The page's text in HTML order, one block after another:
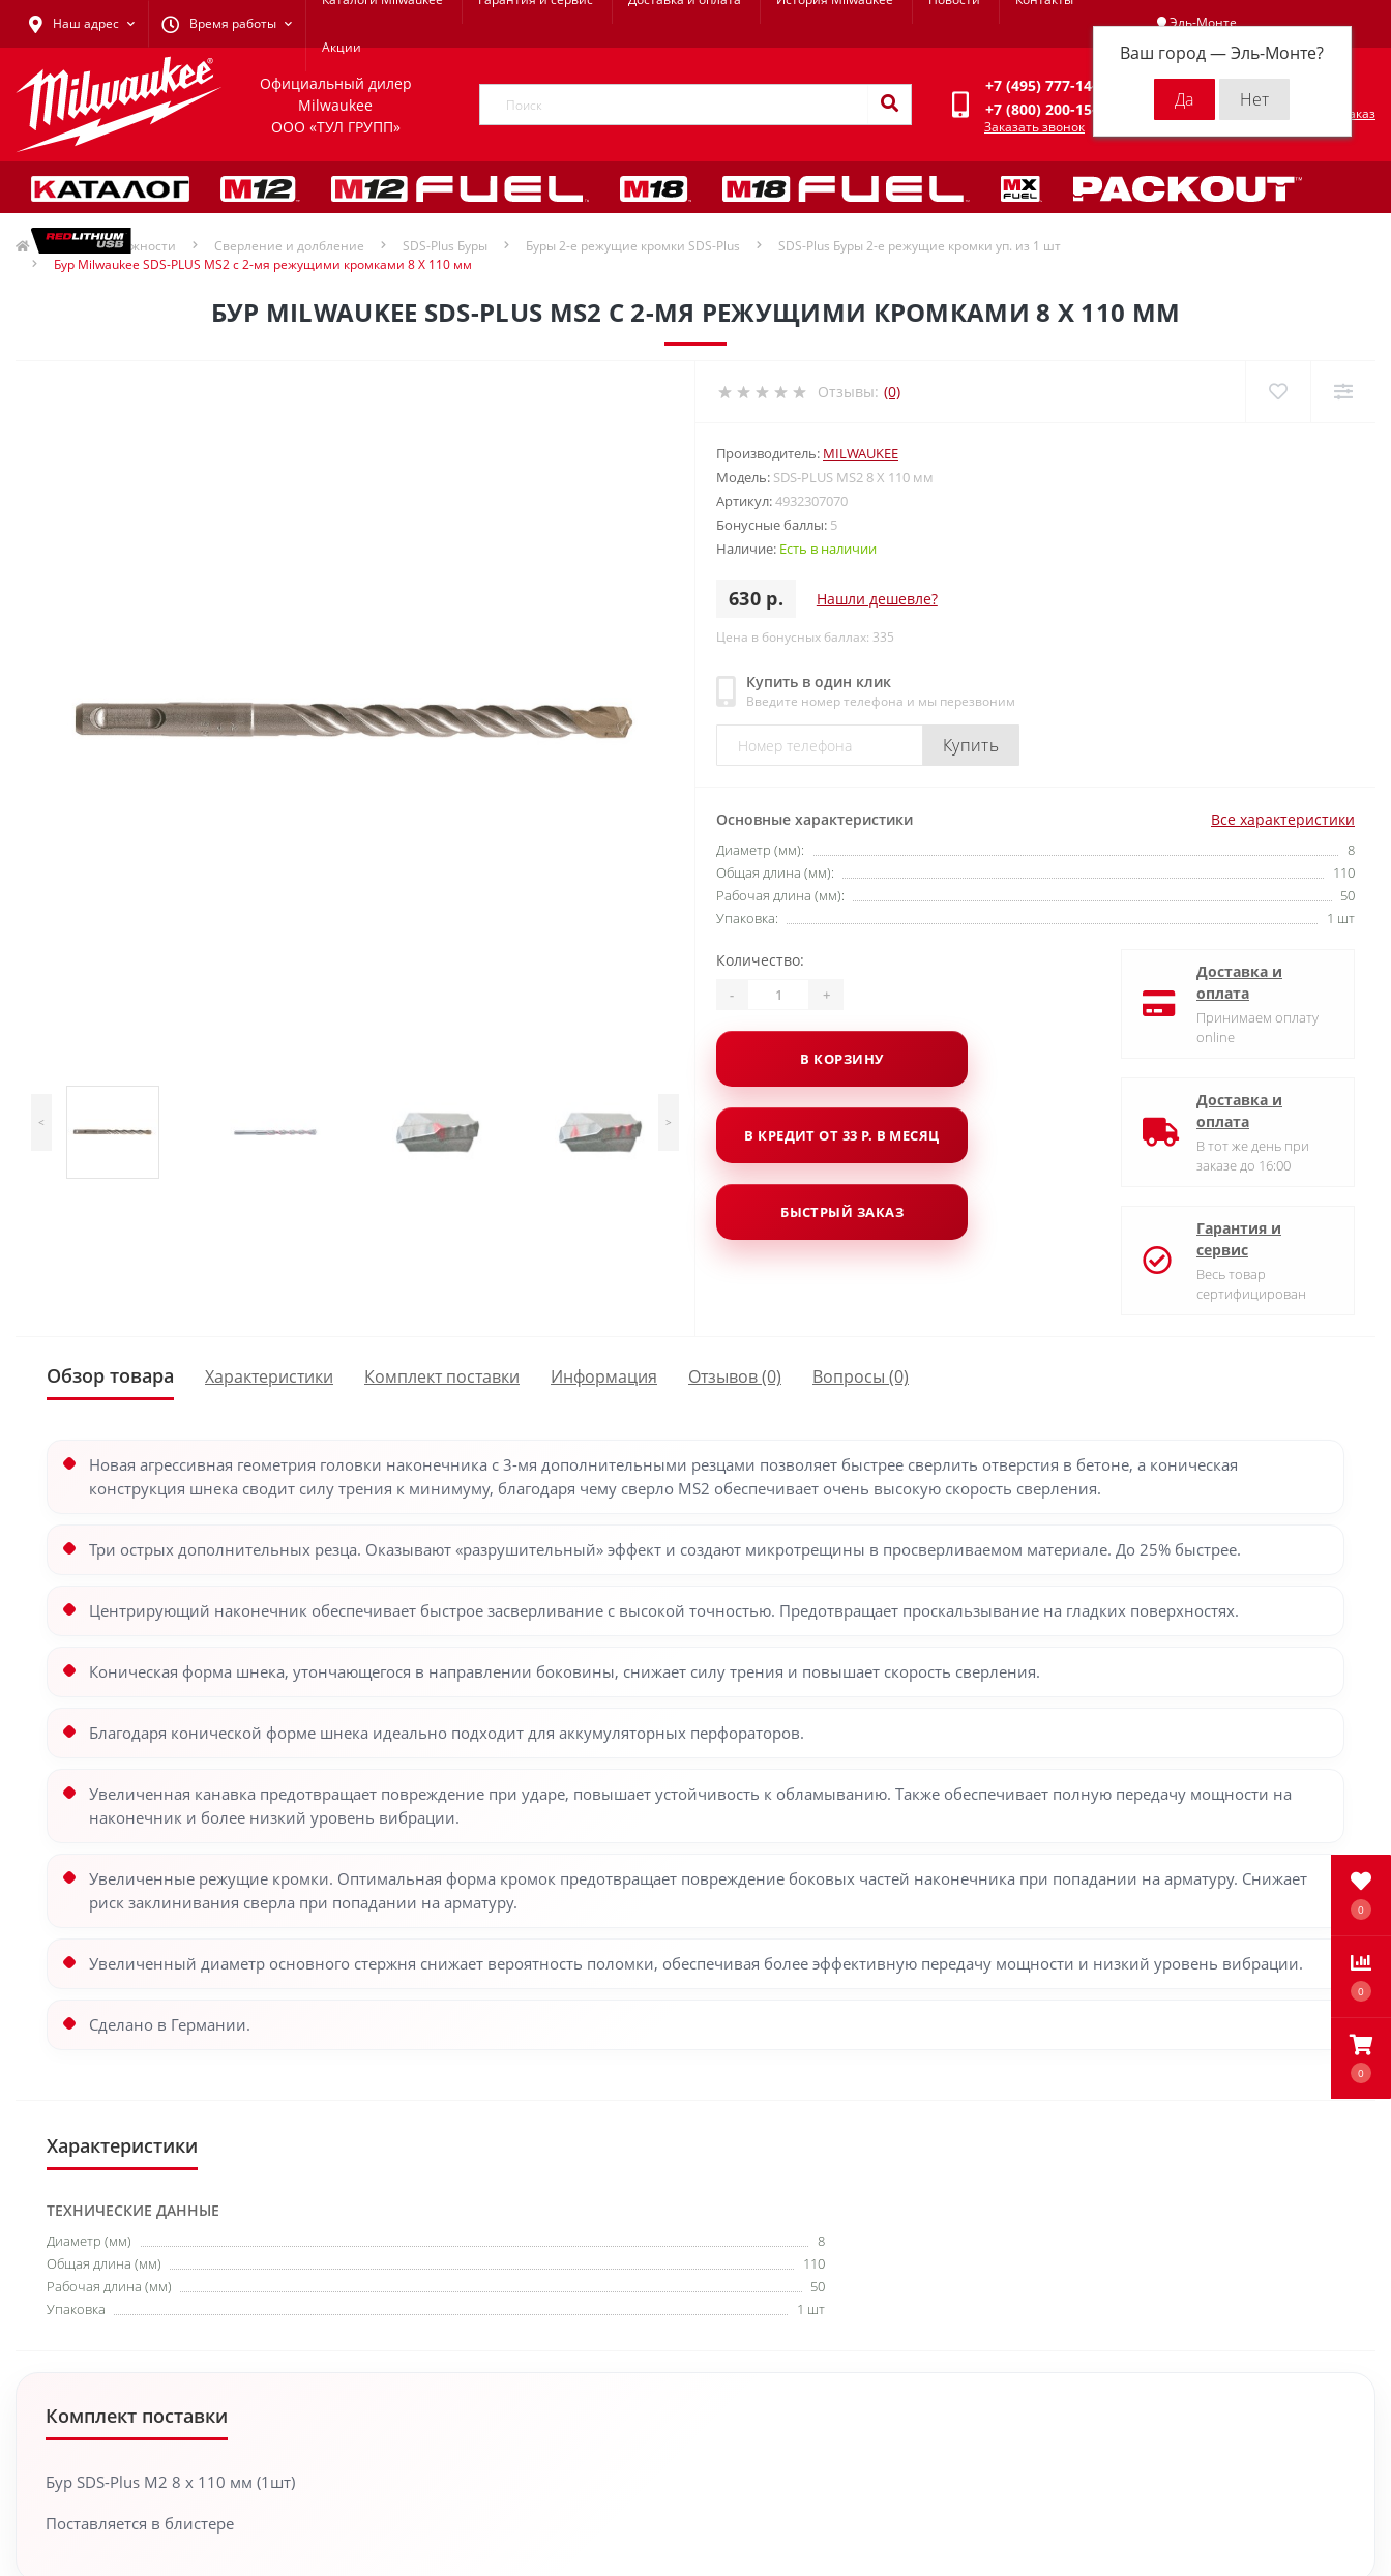
0
0
0
Наш адрес Время работы
Акции
Эль-Монте
Ваш город —Эль-Монте?
Личный кабинет
Официальный дилер
Milwaukee
ООО «ТУЛ ГРУПП»
+7 (495) 777-14-94
+7 (800) 200-15-94
Заказать звонок
Оформить заказ
Принадлежности Сверление и долбление SDS-Plus Буры Буры 2-е режущие кромки SDS-Plus
SDS-Plus Буры 2-е режущие кромки уп. из 1 шт
Бур Milwaukee SDS-PLUS MS2 с 2-мя режущими кромками 8 X 110 мм
БУР MILWAUKEE SDS-PLUS MS2 С 2-МЯ РЕЖУЩИМИ КРОМКАМИ 8 X 110 ММ
< >
Отзывы: (0)
Производитель: MILWAUKEE
Модель: SDS-PLUS MS2 8 X 110 мм
Артикул:4932307070
Бонусные баллы: 5
Наличие: Есть в наличии
630 р. Нашли дешевле?
Цена в бонусных баллах: 335
Купить в один клик
Введите номер телефона и мы перезвоним
Купить
Основные характеристики Все характеристики
Диаметр (мм):
8
Общая длина (мм):
110
Рабочая длина (мм):
50
Упаковка:
1 шт
Количество:
- +
В КОРЗИНУ
В КРЕДИТ ОТ 33 Р. В МЕСЯЦ
БЫСТРЫЙ ЗАКАЗ
Доставка и
оплата
Принимаем оплату
online
Доставка и
оплата
В тот же день при
заказе до 16:00
Гарантия и
сервис
Весь товар
сертифицирован
Обзор товара Характеристики Комплект поставки Информация Отзывов (0) Вопросы (0)
Новая агрессивная геометрия головки наконечника с 3-мя дополнительными резцами позволяет быстрее сверлить отверстия в бетоне, а коническая
конструкция шнека сводит силу трения к минимуму, благодаря чему сверло MS2 обеспечивает очень высокую скорость сверления.
Три острых дополнительных резца. Оказывают «разрушительный» эффект и создают микротрещины в просверливаемом материале. До 25% быстрее.
Центрирующий наконечник обеспечивает быстрое засверливание с высокой точностью. Предотвращает проскальзывание на гладких поверхностях.
Коническая форма шнека, утончающегося в направлении боковины, снижает силу трения и повышает скорость сверления.
Благодаря конической форме шнека идеально подходит для аккумуляторных перфораторов.
Увеличенная канавка предотвращает повреждение при ударе, повышает устойчивость к обламыванию. Также обеспечивает полную передачу мощности на
наконечник и более низкий уровень вибрации.
Увеличенные режущие кромки. Оптимальная форма кромок предотвращает повреждение боковых частей наконечника при попадании на арматуру. Снижает
риск заклинивания сверла при попадании на арматуру.
Увеличенный диаметр основного стержня снижает вероятность поломки, обеспечивая более эффективную передачу мощности и низкий уровень вибрации.
Сделано в Германии.
Характеристики
ТЕХНИЧЕСКИЕ ДАННЫЕ
Диаметр (мм)
8
Общая длина (мм)
110
Рабочая длина (мм)
50
Упаковка
1 шт
Комплект поставки
Бур SDS-Plus M2 8 x 110 мм (1шт)
Поставляется в блистере